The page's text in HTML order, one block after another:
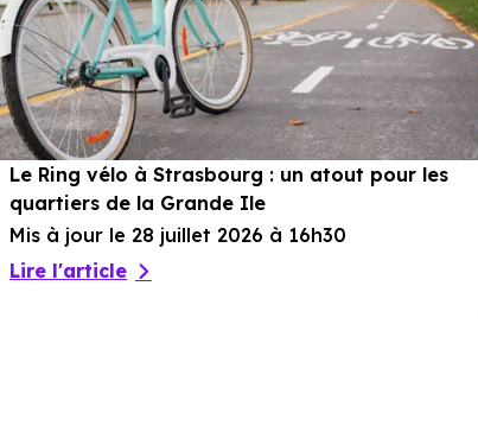
Le Ring vélo à Strasbourg : un atout pour les
quartiers de la Grande Ile
Mis à jour le 28 juillet 2026 à 16h30
Lire l'article